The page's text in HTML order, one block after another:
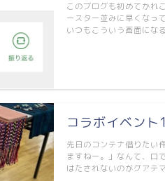
このブログも初めてかれ
ースター並みに早くなっ
いつもこういう画面にな
コラボイベント
先日のコンテナ借りたい
ますねー。」なんて、口
はたされないのがグアテ